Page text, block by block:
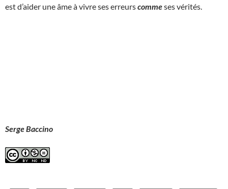
est d’aider une âme à vivre ses erreurscommeses vérités.
Serge Baccino